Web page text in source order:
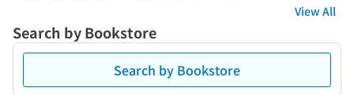
View All
Search by Bookstore
Search by Bookstore